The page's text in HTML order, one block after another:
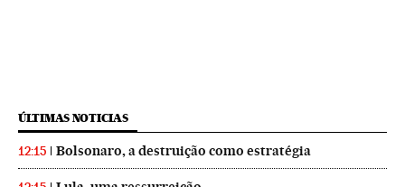
ÚLTIMAS NOTICIAS
12:15 Bolsonaro, a destruição como estratégia